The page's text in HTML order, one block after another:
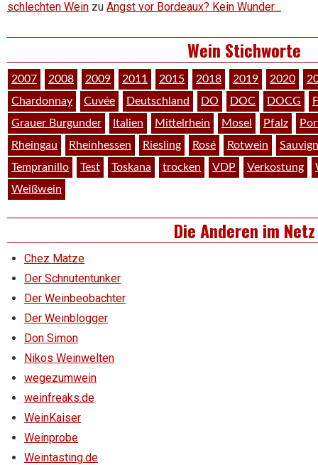
schlechten Wein zu Angst vor Bordeaux? Kein Wunder…
Wein Stichworte
2007 2008 2009 2011 2015 2018 2019 2020
Chardonnay
Cuvée Deutschland DO DOC DOCG
Grauer Burgunder
Italien Mittelrhein Mosel Pfalz
Rheingau
Rheinhessen Riesling Rosé Rotwein
Tempranillo
Test Toskana trocken VDP Verkostung
Weißwein
Die Anderen im Netz
Chez Matze
Der Schnutentunker
Der Weinbeobachter
Der Weinblogger
Don Simon
Nikos Weinwelten
wegezumwein
weinfreaks.de
WeinKaiser
Weinprobe
Weintasting.de